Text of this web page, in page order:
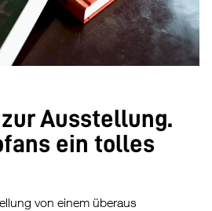
Ausstellung.
ein tolles
von einem überaus